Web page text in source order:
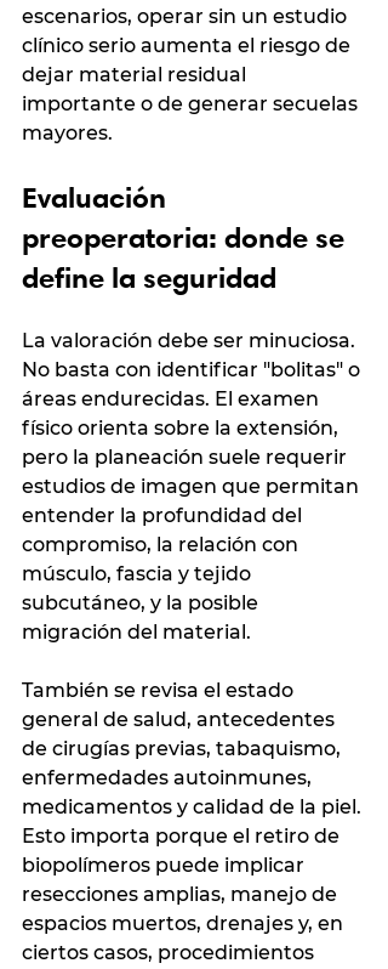
escenarios, operar sin un estudio
clínico serio aumenta el riesgo de
dejar material residual
importante o de generar secuelas
mayores.
Evaluación
preoperatoria: donde se
define la seguridad
La valoración debe ser minuciosa.
No basta con identificar "bolitas" o
áreas endurecidas. El examen
físico orienta sobre la extensión,
pero la planeación suele requerir
estudios de imagen que permitan
entender la profundidad del
compromiso, la relación con
músculo, fascia y tejido
subcutáneo, y la posible
migración del material.
También se revisa el estado
general de salud, antecedentes
de cirugías previas, tabaquismo,
enfermedades autoinmunes,
medicamentos y calidad de la piel.
Esto importa porque el retiro de
biopolímeros puede implicar
resecciones amplias, manejo de
espacios muertos, drenajes y, en
ciertos casos, procedimientos